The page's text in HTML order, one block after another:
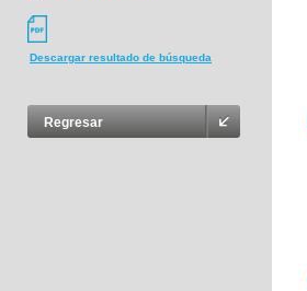
Descargar resultado de búsqueda
Regresar